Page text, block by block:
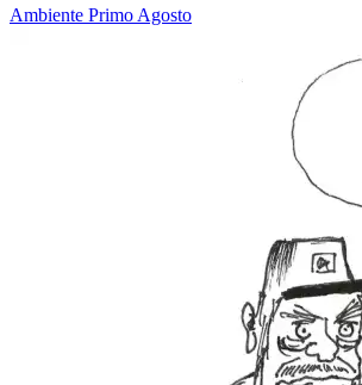
Ambiente Primo Agosto